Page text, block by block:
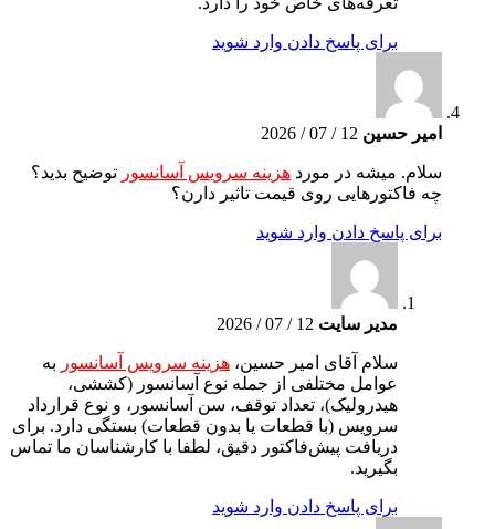
برای پاسخ دادن وارد شوید
امیر حسین 12 / 07 / 2026
سلام. میشه در مورد هزینه سرویس آسانسور توضیح بدید؟
چه فاکتورهایی روی قیمت تاثیر دارن؟
برای پاسخ دادن وارد شوید
مدیر سایت 12 / 07 / 2026
سلام آقای امیر حسین، هزینه سرویس آسانسور به
عوامل مختلفی از جمله نوع آسانسور (کششی،
هیدرولیک)، تعداد توقف، سن آسانسور، و نوع قرارداد
سرویس (با قطعات یا بدون قطعات) بستگی دارد. برای
دریافت پیش‌فاکتور دقیق، لطفا با کارشناسان ما تماس
بگیرید.
برای پاسخ دادن وارد شوید